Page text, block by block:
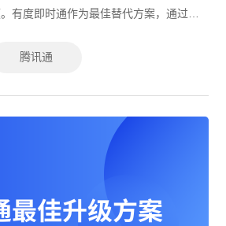
有度即时通作为最佳替代方案，通过高
帮助企业...
腾讯通